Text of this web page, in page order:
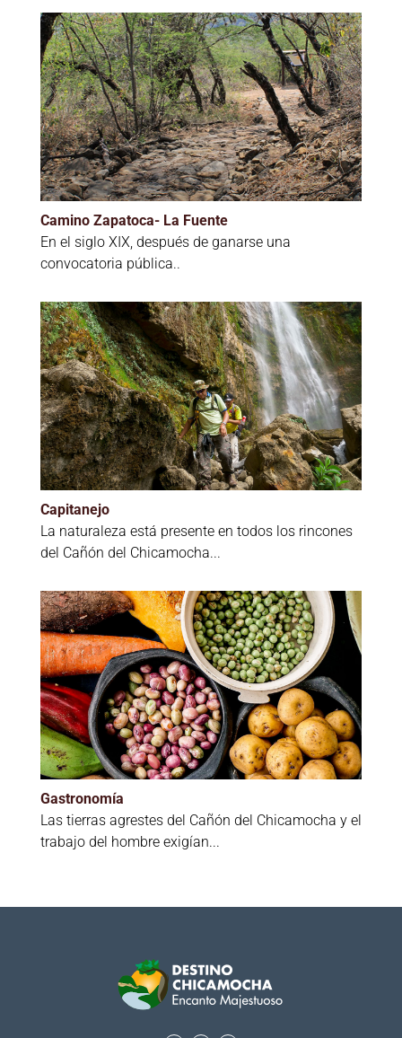
Camino Zapatoca- La Fuente
En el siglo XIX, después de ganarse una
convocatoria pública..
Capitanejo
La naturaleza está presente en todos los rincones
del Cañón del Chicamocha...
Gastronomía
Las tierras agrestes del Cañón del Chicamocha y el
trabajo del hombre exigían...